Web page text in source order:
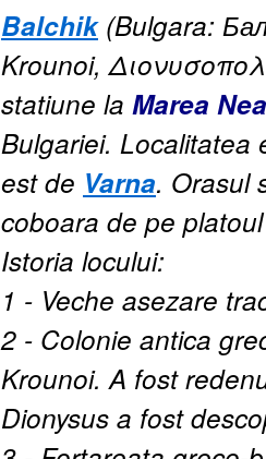
Balchik (Bulgara:
Krounoi,
statiune la Marea
Bulgariei.
est de Varna. Orasul
coboara de pe
Istoria locului:
1 - Veche asezare
2 - Colonie antica
Krounoi. A fost
Dionysus a fost